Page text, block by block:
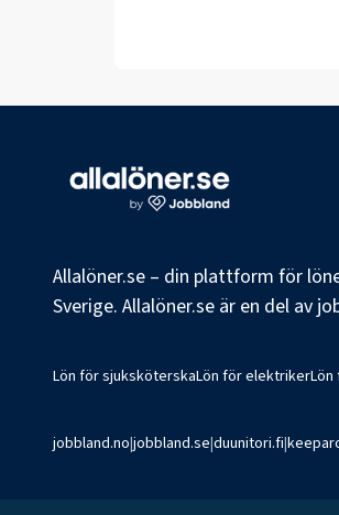
Allalöner.se – din plattform för
Sverige. Allalöner.se är en del av
Lön för sjuksköterskaLön för elektriker
jobbland.no|jobbland.se|duunitori.fi|